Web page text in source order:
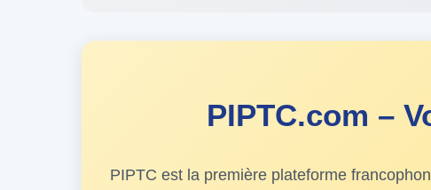
PIPTC.com –
PIPTC est la première plateforme